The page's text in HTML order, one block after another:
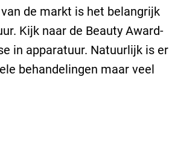
de markt is het belangrijk
Kijk naar de Beauty Award-
in apparatuur. Natuurlijk is er
behandelingen maar veel